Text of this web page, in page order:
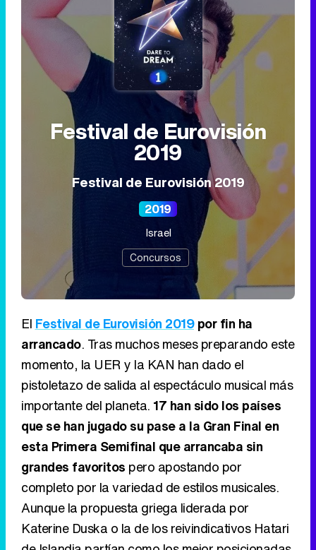
Festival de Eurovisión
2019
Festival de Eurovisión 2019
2019
Israel
Concursos
El Festival de Eurovisión 2019por fin ha
arrancado. Tras muchos meses preparando este
momento, la UER y la KAN han dado el
pistoletazo de salida al espectáculo musical más
importante del planeta. 17 han sido los países
que se han jugado su pase a la Gran Final en
esta Primera Semifinal que arrancaba sin
grandes favoritos pero apostando por
completo por la variedad de estilos musicales.
Aunque la propuesta griega liderada por
Katerine Duska o la de los reivindicativos Hatari